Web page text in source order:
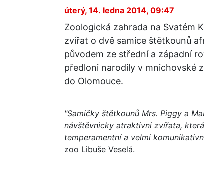
úterý, 14. ledna 2014, 09:47
Zoologická zahrada na Svatém
zvířat o dvě samice štětkounů
původem ze střední a západní
předloni narodily v mnichovské
do Olomouce.
"Samičky štětkounů Mrs. Piggy a
návštěvnicky atraktivní zvířata,
temperamentní a velmi
zoo Libuše Veselá.